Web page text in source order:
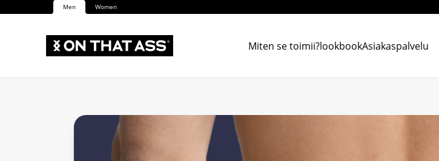
Men Women
Miten se toimii?lookbookAsiakaspalvelu